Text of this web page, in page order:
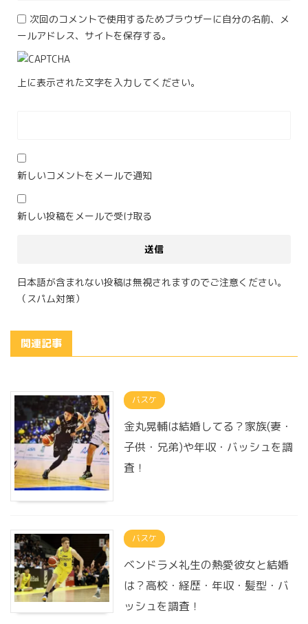
次回のコメントで使用するためブラウザーに自分の名前、メ
ールアドレス、サイトを保存する。
上に表示された文字を入力してください。
新しいコメントをメールで通知
新しい投稿をメールで受け取る
日本語が含まれない投稿は無視されますのでご注意ください。
（スパム対策）
関連記事
バスケ
金丸晃輔は結婚してる？家族(妻・
子供・兄弟)や年収・バッシュを調
査！
バスケ
ベンドラメ礼生の熱愛彼女と結婚
は？高校・経歴・年収・髪型・バ
ッシュを調査！